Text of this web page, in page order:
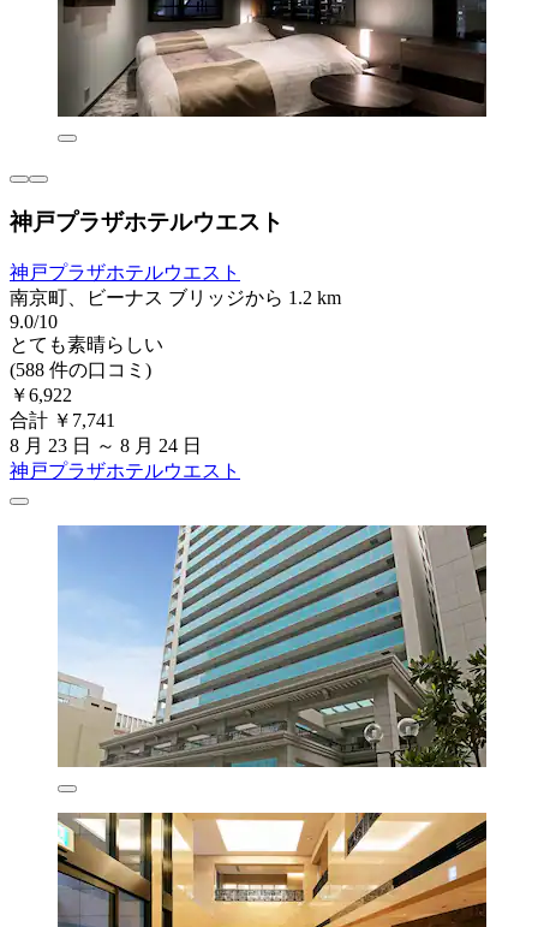
神戸プラザホテルウエスト
神戸プラザホテルウエスト
南京町、ビーナス ブリッジから 1.2 km
9.0/10
とても素晴らしい
(588 件の口コミ)
￥6,922
合計 ￥7,741
8 月 23 日 ～ 8 月 24 日
神戸プラザホテルウエスト